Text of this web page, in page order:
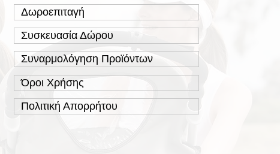
Δωροεπιταγή
Συσκευασία Δώρου
Συναρμολόγηση Προϊόντων
Όροι Χρήσης
Πολιτική Απορρήτου